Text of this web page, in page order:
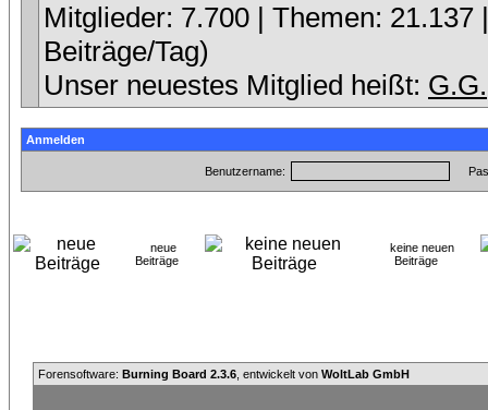
Mitglieder: 7.700 | Themen:
Beiträge/Tag)
Unser neuestes Mitglied heißt: G.G.
Anmelden
Benutzername:
neue
Beiträge
keine neuen
Beiträge
Forensoftware: Burning Board 2.3.6 , entwickelt von WoltLab GmbH